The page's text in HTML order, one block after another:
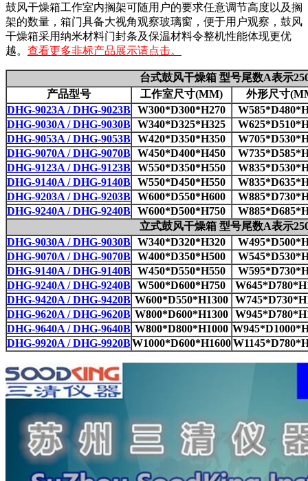
鼓风干燥箱工作室内搁架可随用户的要求任意调节高度以及搁
架的数量，箱门具备大视角观察玻璃窗，便于用户观察，鼓风
干燥箱采用纳米材料门封条及保温材料令整机性能体现更优
越。 查看更多非标产品展示请点击。
台式鼓风干燥箱 型号尾数A表示
产品型号
工作室尺寸(MM)
外形尺寸
DHG-9023A / DHG-9023B W300*D300*H270
DHG-9030A / DHG-9030B W340*D325*H325
DHG-9053A / DHG-9053B W420*D350*H350
DHG-9070A / DHG-9070B W450*D400*H450
DHG-9123A / DHG-9123B W550*D350*H550
DHG-9140A / DHG-9140B W550*D450*H550
DHG-9203A / DHG-9203B W600*D550*H600
DHG-9240A / DHG-9240B W600*D500*H750
立式鼓风干燥箱 型号尾数A表示
DHG-9030A / DHG-9030B W340*D320*H320
DHG-9070A / DHG-9070B W400*D350*H500
DHG-9140A / DHG-9140B W450*D550*H550
DHG-9240A / DHG-9240B W500*D600*H750
DHG-9420A / DHG-9420B W600*D550*H1300
DHG-9620A / DHG-9620B W800*D600*H1300
DHG-9640A / DHG-9640B W800*D800*H1000
DHG-9920A / DHG-9920BW1000*D600*H1600